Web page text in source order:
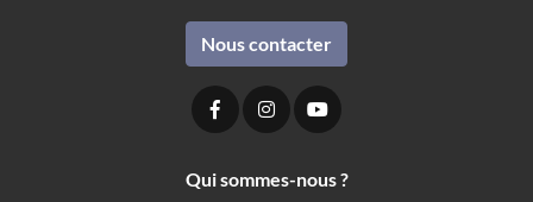
Nous contacter
Qui sommes-nous ?